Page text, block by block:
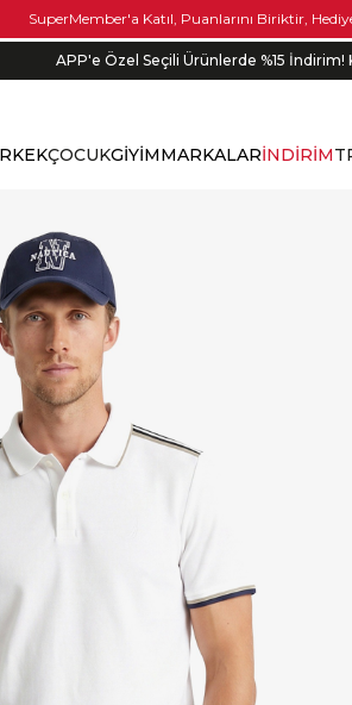
SuperMember'a Katıl, Puanlarını Biriktir,
APP'e Özel Seçili Ürünlerde %15 İndirim!
ÇOCUKGİYİMMARKALARİNDİRİM